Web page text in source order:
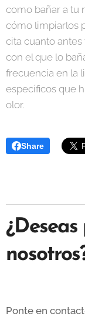
como bañar a tu
cómo limpiarlos
cita cuanto
con el que lo
frecuencia en la
específicos que
olor.
Share
Ponte en